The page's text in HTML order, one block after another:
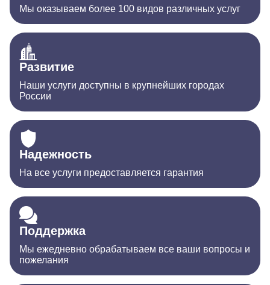
Мы оказываем более 100 видов различных услуг
Развитие
Наши услуги доступны в крупнейших городах
России
Надежность
На все услуги предоставляется гарантия
Поддержка
Мы ежедневно обрабатываем все ваши вопросы и
пожелания